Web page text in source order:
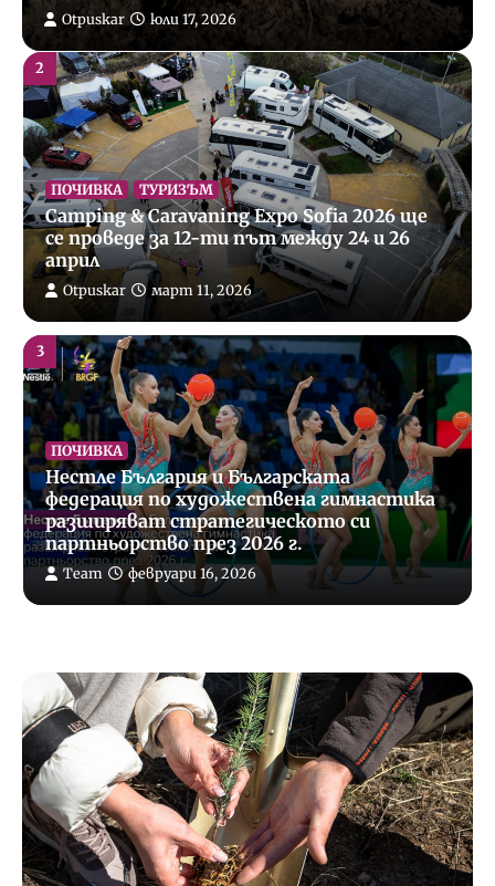
Otpuskar юли 17, 2026
Otpuskar март 11, 2026
3
ПОЧИВКА
Нестле България и Българската
федерация по художествена гимнастика
разширяват стратегическото си
партньорство през 2026 г.
Team февруари 16, 2026
4
ПОЛЕЗНО ПОЧИВКА СЪВЕТИ ТУРИЗЪМ
Истинските съвети за евтин самолетен
билет
Otpuskar октомври 14, 2025
ПОЛЕЗНО ПОЧИВКА
Полезни съвети: Как да се справим с
летните жеги
Otpuskar юли 8, 2025